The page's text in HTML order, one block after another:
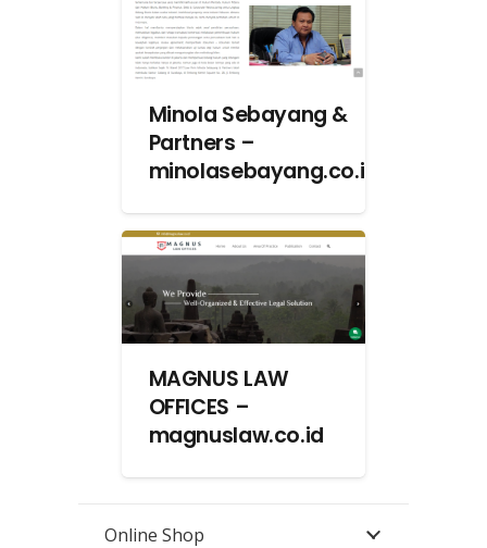
Minola Sebayang &
Partners –
minolasebayang.co.id
MAGNUS LAW
OFFICES –
magnuslaw.co.id
Online Shop